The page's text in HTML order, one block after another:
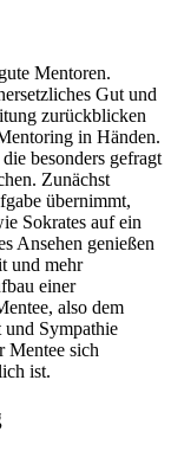
Mentoren.
Gut und
zurückblicken
in Händen.
besonders gefragt
Zunächst
übernimmt,
Sokrates auf ein
Ansehen genießen
und mehr
einer
also dem
und Sympathie
Mentee sich
ist.